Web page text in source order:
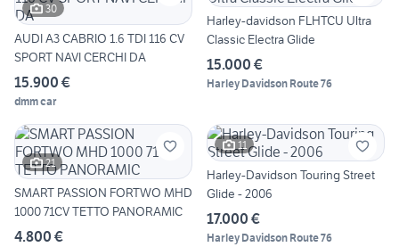
30
AUDI A3 CABRIO 1.6 TDI 116 CV
SPORT NAVI CERCHI DA
15.900 €
dmm car
Harley-davidson FLHTCU Ultra
Classic Electra Glide
15.000 €
Harley Davidson Route 76
21
SMART PASSION FORTWO MHD
1000 71CV TETTO PANORAMIC
4.800 €
11
Harley-Davidson Touring Street
Glide - 2006
17.000 €
Harley Davidson Route 76